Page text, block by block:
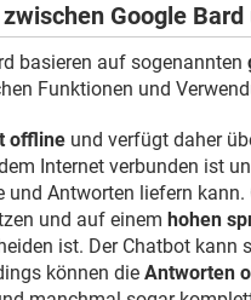
Google Bard
basieren auf sogenannten
Funktionen und
offline und verfügt daher
Internet verbunden ist
und Antworten liefern
und auf einem hohen
ist. Der Chatbot kann
können die Antworten